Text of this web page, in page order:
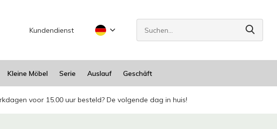
Kundendienst
Kleine Möbel Serie Auslauf Geschäft
voor 15.00 uur besteld? De volgende dag in huis!